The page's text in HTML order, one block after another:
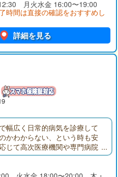
月火水金 16:00〜19:00
時間は直接の確認をおすすめし
詳細を見る
幅広く日常的病気を診療して
かわからない、という時も安
じて高次医療機関や専門病院